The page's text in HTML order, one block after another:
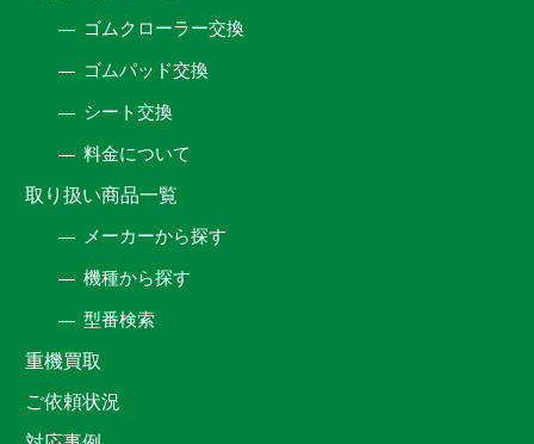
ゴムクローラー交換
ゴムパッド交換
シート交換
料金について
取り扱い商品一覧
メーカーから探す
機種から探す
型番検索
重機買取
ご依頼状況